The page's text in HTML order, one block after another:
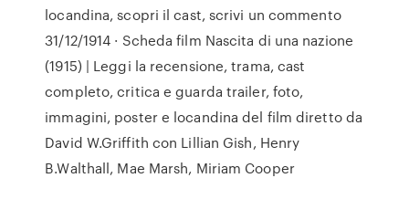
locandina, scopri il cast, scrivi un commento
31/12/1914 · Scheda film Nascita di una nazione
(1915) | Leggi la recensione, trama, cast
completo, critica e guarda trailer, foto,
immagini, poster e locandina del film diretto da
David W.Griffith con Lillian Gish, Henry
B.Walthall, Mae Marsh, Miriam Cooper